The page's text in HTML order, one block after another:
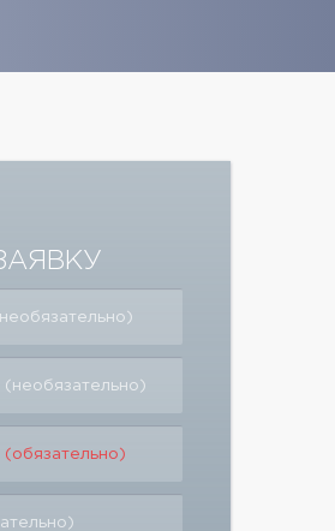
(необязательно)
(обязательно)